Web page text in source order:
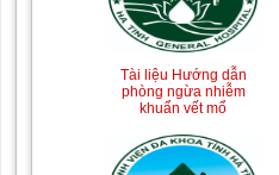
Tài liệu Hướng dẫn
phòng ngừa nhiễm
khuẩn vết mổ